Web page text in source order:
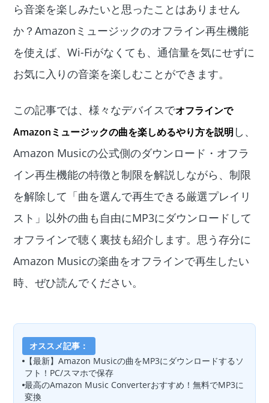
ら音楽を楽しみたいと思ったことはありません
か？Amazonミュージックのオフライン再生機能
を使えば、Wi-Fiがなくても、通信量を気にせずに
お気に入りの音楽を楽しむことができます。
この記事では、様々なデバイスでオフラインで
Amazonミュージックの曲を楽しめるやり方を説明 し、
Amazon Musicの公式側のダウンロード・オフラ
イン再生機能の特徴と制限を解説しながら、制限
を解除して「曲を選んで再生できる厳選プレイリ
スト」以外の曲も自由にMP3にダウンロードして
オフラインで聴く裏技も紹介します。思う存分に
Amazon Musicの楽曲をオフラインで再生したい
時、ぜひ読んでください。
オススメ記事：
【最新】Amazon Musicの曲をMP3にダウンロードするソ
フト！PC/スマホで保存
最高のAmazon Music Converterおすすめ！無料でMP3に
変換